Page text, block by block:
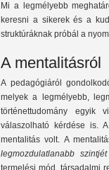
Mi a legmélyebb
keresni a sikerek és a
struktúráknak próbál a
A mentalitásról
A pedagógiáról
melyek a legmélyebb,
történettudomány egyik
válaszolható kérdése is.
mentalitás volt. A
legmozdulatlanabb